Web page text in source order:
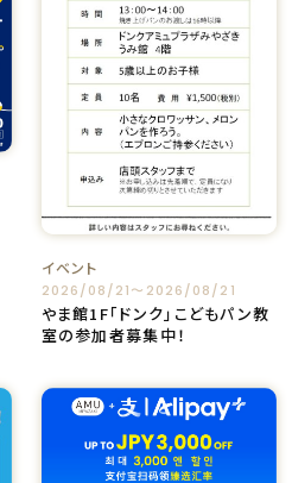
イベント
2026/08/21〜2026/08/21
やま館1F「ドンク」こどもパン教
室の参加者募集中！